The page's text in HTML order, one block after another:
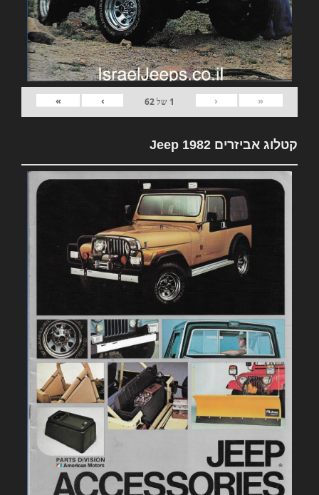
«
‹
1 של62
›
»
קטלוג אביזרים 1982 Jeep